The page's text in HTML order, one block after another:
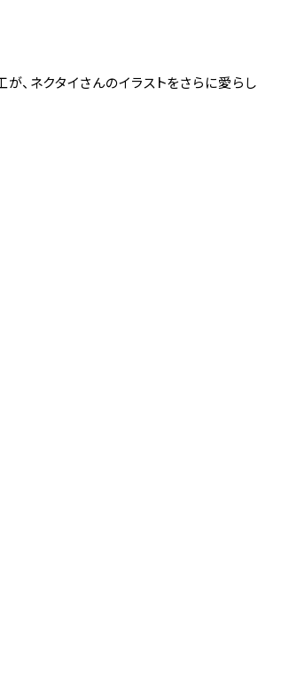
、ネクタイさんのイラストをさらに愛らし